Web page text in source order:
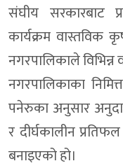
संघीय सरकारबाट
कार्यक्रम
नगरपालिकाले
नगरपालिकाका
पनेरुका अनुसार अनुदान
र दीर्घकालीन
बनाइएको हो।